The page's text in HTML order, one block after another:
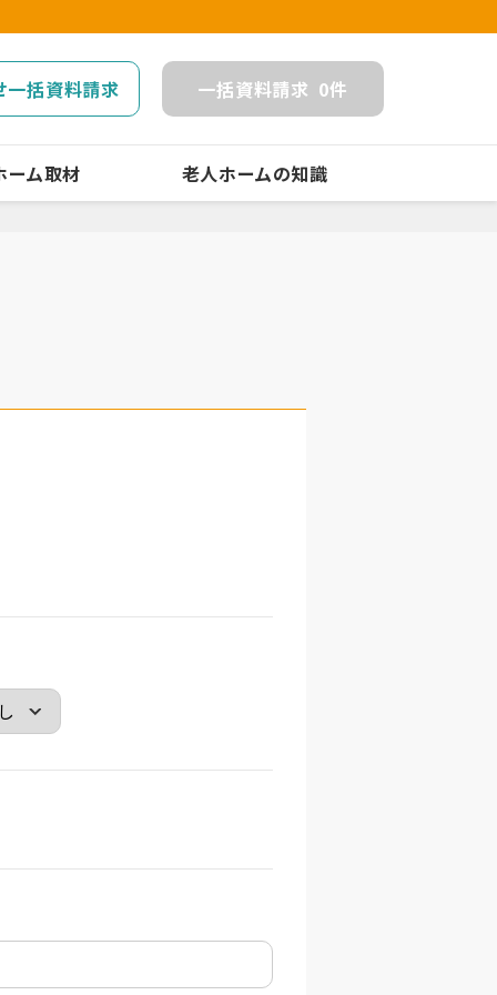
一括資料請求 一括資料請求 0件
ーム取材 老人ホームの知識